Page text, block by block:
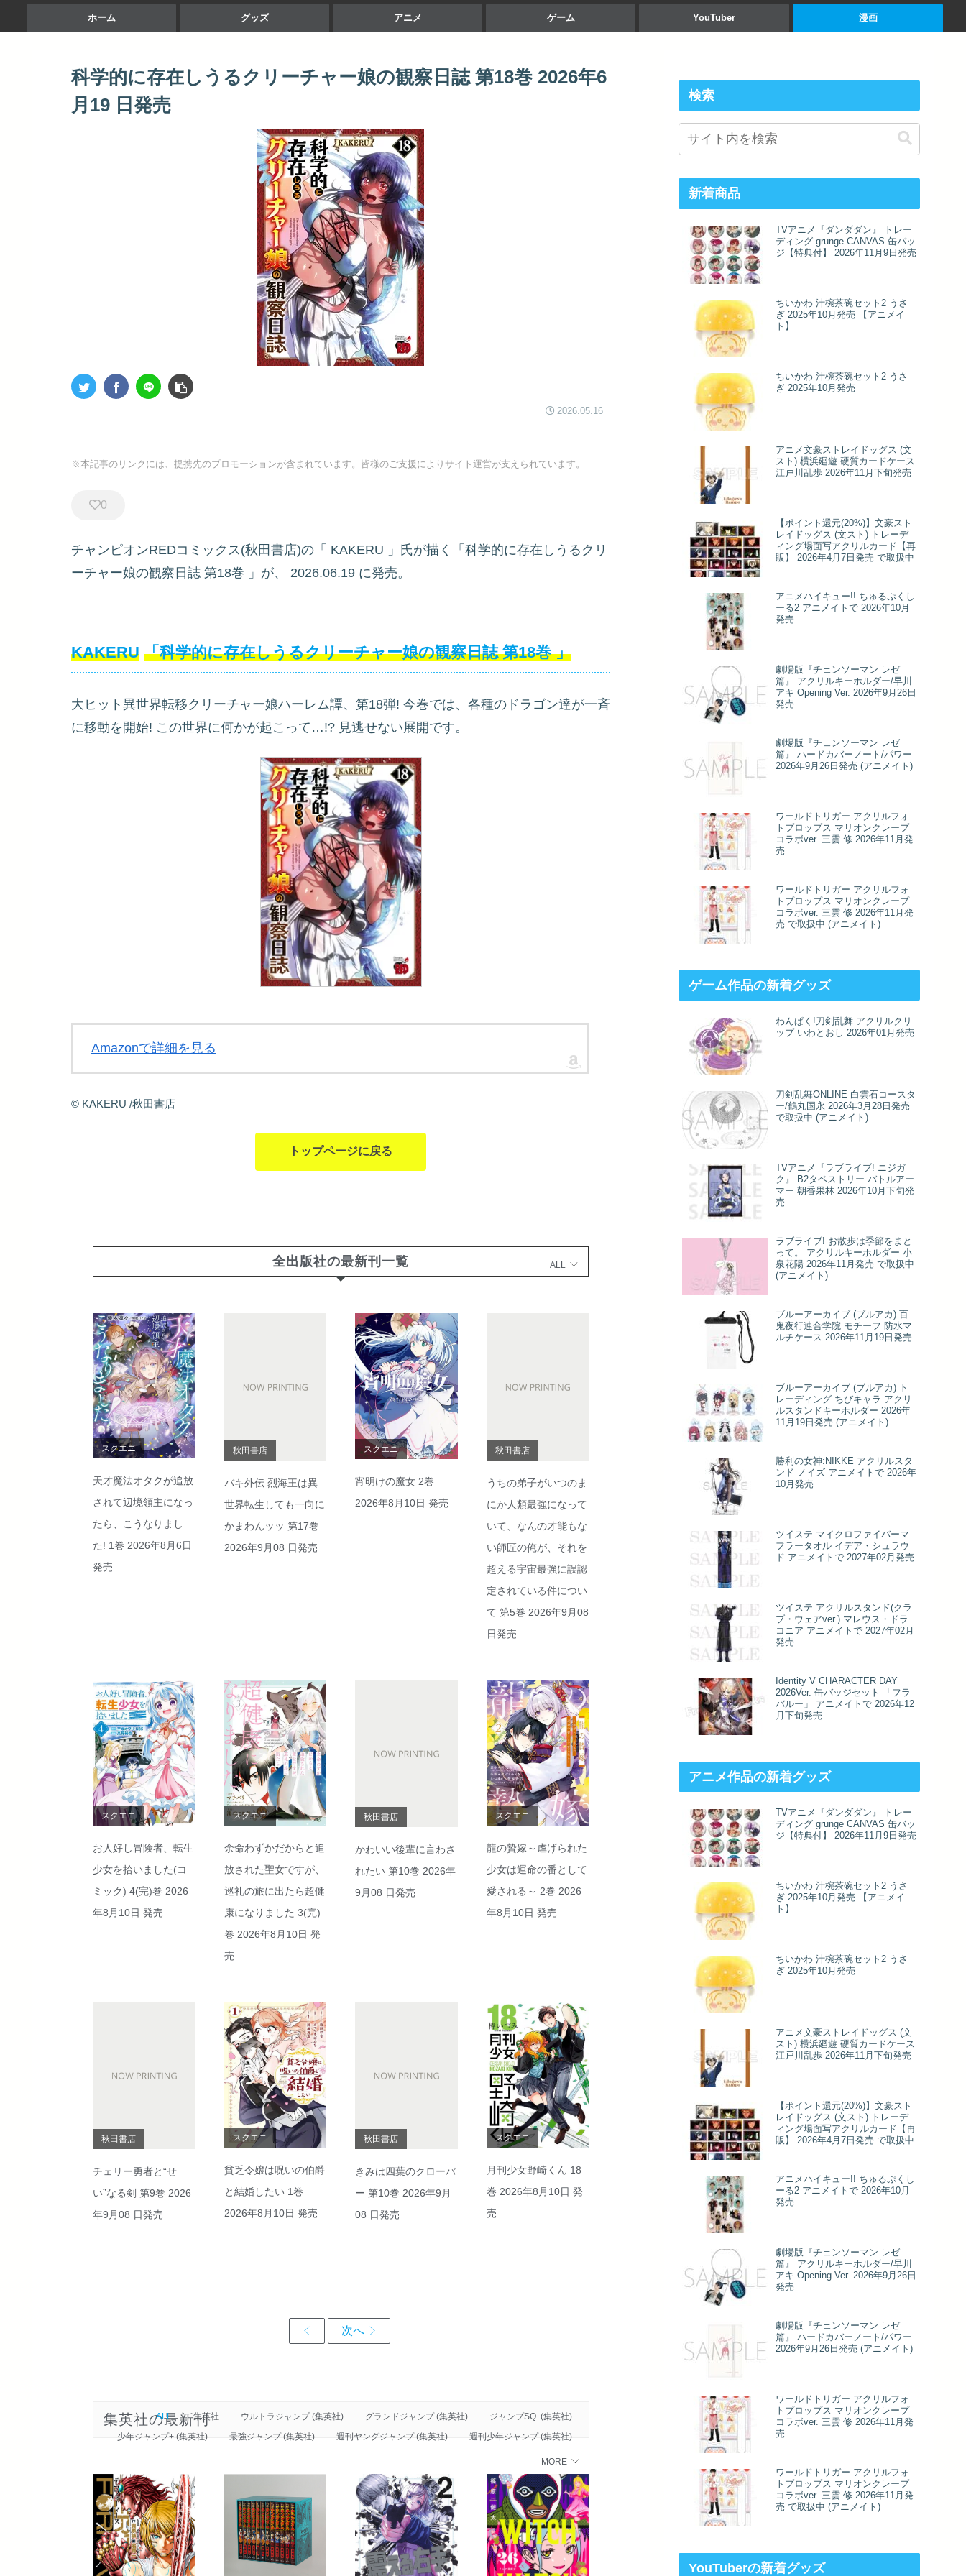
ホーム グッズ アニメ ゲーム YouTuber 漫画
科学的に存在しうるクリーチャー娘の観察日誌 第18巻 2026年6
月19 日発売
2026.05.16
※本記事のリンクには、提携先のプロモーションが含まれています。皆様のご支援によりサイト運営が支えられています。
0
チャンピオンREDコミックス(秋田書店)の「 KAKERU 」氏が描く「科学的に存在しうるクリ
ーチャー娘の観察日誌 第18巻 」が、 2026.06.19 に発売。
KAKERU 「科学的に存在しうるクリーチャー娘の観察日誌第18巻」
大ヒット異世界転移クリーチャー娘ハーレム譚、第18弾! 今巻では、各種のドラゴン達が一斉
に移動を開始! この世界に何かが起こって…!? 見逃せない展開です。
Amazonで詳細を見る
© KAKERU /秋田書店
トップページに戻る
全出版社の最新刊一覧 ALL
スクエニ
天才魔法オタクが追放
されて辺境領主になっ
たら、こうなりまし
た! 1巻 2026年8月6日
発売
秋田書店
バキ外伝 烈海王は異
世界転生しても一向に
かまわんッッ 第17巻
2026年9月08 日発売
スクエニ
宵明けの魔女 2巻
2026年8月10日 発売
秋田書店
うちの弟子がいつのま
にか人類最強になって
いて、なんの才能もな
い師匠の俺が、それを
超える宇宙最強に誤認
定されている件につい
て 第5巻 2026年9月08
日発売
スクエニ
お人好し冒険者、転生
少女を拾いました(コ
ミック) 4(完)巻 2026
年8月10日 発売
スクエニ
余命わずかだからと追
放された聖女ですが、
巡礼の旅に出たら超健
康になりました 3(完)
巻 2026年8月10日 発
売
秋田書店
かわいい後輩に言わさ
れたい 第10巻 2026年
9月08 日発売
スクエニ
龍の贄嫁～虐げられた
少女は運命の番として
愛される～ 2巻 2026
年8月10日 発売
秋田書店
チェリー勇者と“せ
い”なる剣 第9巻 2026
年9月08 日発売
スクエニ
貧乏令嬢は呪いの伯爵
と結婚したい 1巻
2026年8月10日 発売
秋田書店
きみは四葉のクローバ
ー 第10巻 2026年9月
08 日発売
スクエニ
月刊少女野崎くん 18
巻 2026年8月10日 発
売
集英社の最新刊
ALL 集英社 ウルトラジャンプ (集英社) グランドジャンプ (集英社)
ジャンプSQ. (集英社)
少年ジャンプ+ (集英社)
最強ジャンプ (集英社) 週刊ヤングジャンプ (集英社) 週刊少年ジャンプ (集英社)
MORE
検索
新着商品
TVアニメ『ダンダダン』 トレー
ディング grunge CANVAS 缶バッ
ジ【特典付】 2026年11月9日発売
ちいかわ 汁椀茶碗セット2 うさ
ぎ 2025年10月発売 【アニメイ
ト】
ちいかわ 汁椀茶碗セット2 うさ
ぎ 2025年10月発売
アニメ文豪ストレイドッグス (文
スト) 横浜廻遊 硬質カードケース
江戸川乱歩 2026年11月下旬発売
【ポイント還元(20%)】文豪スト
レイドッグス (文スト) トレーデ
ィング場面写アクリルカード【再
販】 2026年4月7日発売 で取扱中
アニメハイキュー!! ちゅるぷくし
ーる2 アニメイトで 2026年10月
発売
劇場版『チェンソーマン レゼ
篇』 アクリルキーホルダー/早川
アキ Opening Ver. 2026年9月26日
発売
劇場版『チェンソーマン レゼ
篇』 ハードカバーノート/パワー
2026年9月26日発売 (アニメイト)
ワールドトリガー アクリルフォ
トプロップス マリオンクレープ
コラボver. 三雲 修 2026年11月発
売
ワールドトリガー アクリルフォ
トプロップス マリオンクレープ
コラボver. 三雲 修 2026年11月発
売 で取扱中 (アニメイト)
ゲーム作品の新着グッズ
わんぱく!刀剣乱舞 アクリルクリ
ップ いわとおし 2026年01月発売
刀剣乱舞ONLINE 白雲石コースタ
ー/鶴丸国永 2026年3月28日発売
で取扱中 (アニメイト)
TVアニメ『ラブライブ! ニジガ
ク』 B2タペストリー バトルアー
マー 朝香果林 2026年10月下旬発
売
ラブライブ! お散歩は季節をまと
って。 アクリルキーホルダー 小
泉花陽 2026年11月発売 で取扱中
(アニメイト)
ブルーアーカイブ (ブルアカ) 百
鬼夜行連合学院 モチーフ 防水マ
ルチケース 2026年11月19日発売
ブルーアーカイブ (ブルアカ) ト
レーディング ちびキャラ アクリ
ルスタンドキーホルダー 2026年
11月19日発売 (アニメイト)
勝利の女神:NIKKE アクリルスタ
ンド ノイズ アニメイトで 2026年
10月発売
ツイステ マイクロファイバーマ
フラータオル イデア・シュラウ
ド アニメイトで 2027年02月発売
ツイステ アクリルスタンド(クラ
ブ・ウェアver.) マレウス・ドラ
コニア アニメイトで 2027年02月
発売
Identity V CHARACTER DAY
2026Ver. 缶バッジセット 「フラ
バルー」 アニメイトで 2026年12
月下旬発売
アニメ作品の新着グッズ
TVアニメ『ダンダダン』 トレー
ディング grunge CANVAS 缶バッ
ジ【特典付】 2026年11月9日発売
ちいかわ 汁椀茶碗セット2 うさ
ぎ 2025年10月発売 【アニメイ
ト】
ちいかわ 汁椀茶碗セット2 うさ
ぎ 2025年10月発売
アニメ文豪ストレイドッグス (文
スト) 横浜廻遊 硬質カードケース
江戸川乱歩 2026年11月下旬発売
【ポイント還元(20%)】文豪スト
レイドッグス (文スト) トレーデ
ィング場面写アクリルカード【再
販】 2026年4月7日発売 で取扱中
アニメハイキュー!! ちゅるぷくし
ーる2 アニメイトで 2026年10月
発売
劇場版『チェンソーマン レゼ
篇』 アクリルキーホルダー/早川
アキ Opening Ver. 2026年9月26日
発売
劇場版『チェンソーマン レゼ
篇』 ハードカバーノート/パワー
2026年9月26日発売 (アニメイト)
ワールドトリガー アクリルフォ
トプロップス マリオンクレープ
コラボver. 三雲 修 2026年11月発
売
ワールドトリガー アクリルフォ
トプロップス マリオンクレープ
コラボver. 三雲 修 2026年11月発
売 で取扱中 (アニメイト)
YouTuberの新着グッズ